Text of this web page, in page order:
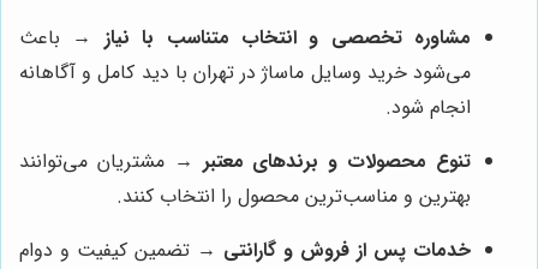
مشاوره تخصصی و انتخاب متناسب با نیاز → باعث
می‌شود خرید وسایل ماساژ در تهران با دید کامل و آگاهانه
انجام شود.
تنوع محصولات و برندهای معتبر → مشتریان می‌توانند
بهترین و مناسب‌ترین محصول را انتخاب کنند.
خدمات پس از فروش و گارانتی → تضمین کیفیت و دوام